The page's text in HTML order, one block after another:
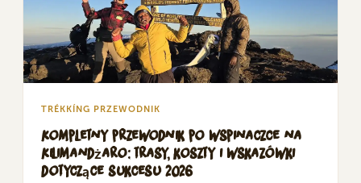
TRÉKKÍNG PRZEWODNIK
Kompletny przewodnik po wspinaczce na
Kilimandżaro: trasy, koszty i wskazówki
dotyczące sukcesu 2026